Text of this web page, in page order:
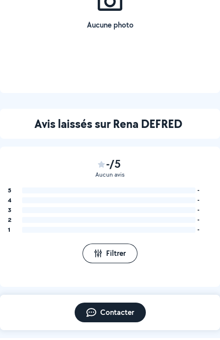
Aucune photo
Avis laissés sur Rena DEFRED
-/5
Aucun avis
5
-
4
-
3
-
2
-
1
-
Filtrer
Contacter